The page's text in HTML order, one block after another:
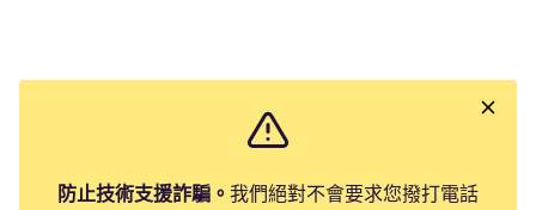
防止技術支援詐騙。 我們絕對不會要求您撥打電話